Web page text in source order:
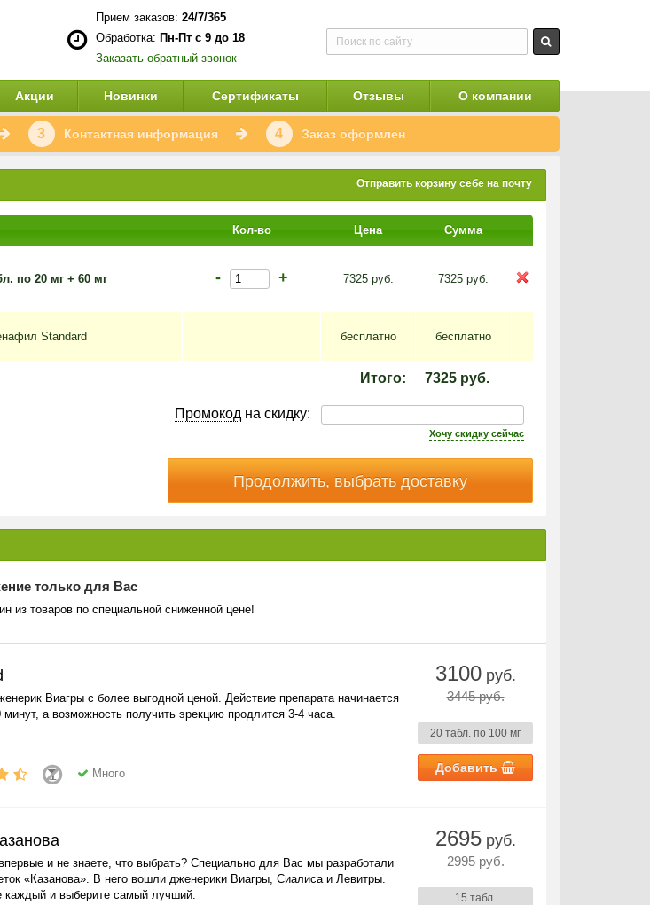
Прием заказов: 24/7/365
Обработка: Пн-Пт с 9 до 18
Заказать обратный звонок
Акции Новинки Сертификаты Отзывы О компании
3 Контактная информация 4 Заказ оформлен
Отправить корзину себе на почту
Кол-во Цена Сумма
по 20 мг + 60 мг - + 7325руб. 7325 руб.
Standard бесплатно бесплатно
Итого: 7325 руб.
Промокод на скидку:
Хочу скидку сейчас
только для Вас
из товаров по специальной сниженной цене!
Виагры с более выгодной ценой. Действие препарата начинается
минут, а возможность получить эрекцию продлится 3-4 часа.
Много
3100руб.
3445 руб.
20 табл. по 100 мг
Добавить
и не знаете, что выбрать? Специально для Вас мы разработали
«Казанова». В него вошли дженерики Виагры, Сиалиса и Левитры.
каждый и выберите самый лучший.
2695руб.
2995 руб.
15 табл.